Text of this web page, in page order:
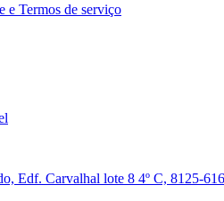
e Termos de serviço
Edf. Carvalhal lote 8 4º C, 8125-